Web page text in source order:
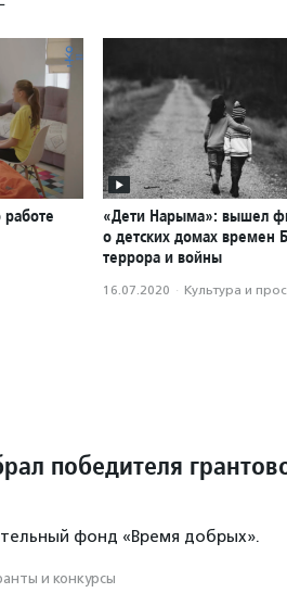
«Дети Нарыма»: вышел
о детских домах времен
террора и войны
16.07.2020 · Культура и
победителя
фонд «Время добрых».
и конкурсы